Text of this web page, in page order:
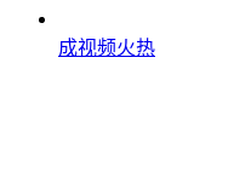
成视频火热